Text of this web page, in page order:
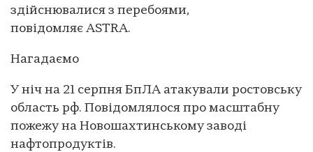
здійснювалися з перебоями,
повідомляє ASTRA.
Нагадаємо
У ніч на 21 серпня БпЛА атакували ростовську
область рф. Повідомлялося про масштабну
пожежу на Новошахтинському заводі
нафтопродуктів.